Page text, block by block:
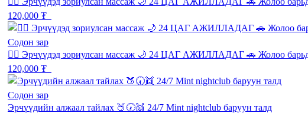
120,000 ₮
Содон зар
💆‍♂️ Эрчүүдэд зориулсан массаж 🌙 24 ЦАГ АЖИЛЛАДАГ 🚗 Жолоо
120,000 ₮
Содон зар
Эрчүүдийн алжаал тайлах 🍑🕢👯 24/7 Mint nightclub баруун талд